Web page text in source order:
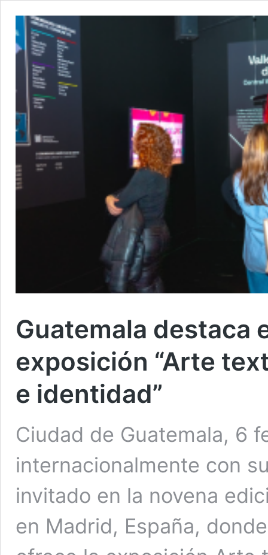
Guatemala destaca
exposición “Arte
e identidad”
Ciudad de Guatemala, 6
internacionalmente con
invitado en la novena
en Madrid, España,